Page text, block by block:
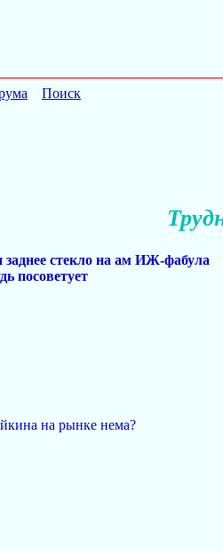
Поиск
заднее стекло на ам ИЖ-фабула
посоветует
на рынке нема?